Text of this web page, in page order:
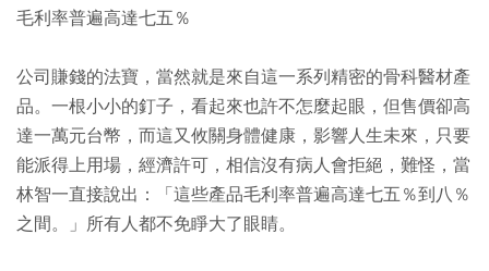
毛利率普遍高達七五％
公司賺錢的法寶，當然就是來自這一系列精密的骨科醫材產
品。一根小小的釘子，看起來也許不怎麼起眼，但售價卻高
達一萬元台幣，而這又攸關身體健康，影響人生未來，只要
能派得上用場，經濟許可，相信沒有病人會拒絕，難怪，當
林智一直接說出：「這些產品毛利率普遍高達七五％到八％
之間。」所有人都不免睜大了眼睛。